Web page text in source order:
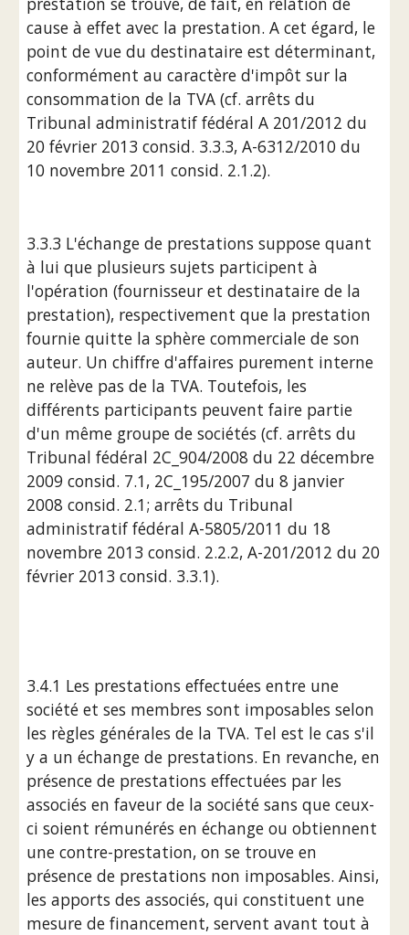
cause à effet avec la prestation. A cet égard, le
point de vue du destinataire est déterminant,
conformément au caractère d'impôt sur la
consommation de la TVA (cf. arrêts du
Tribunal administratif fédéral A 201/2012 du
20 février 2013 consid. 3.3.3, A-6312/2010 du
10 novembre 2011 consid. 2.1.2).
3.3.3 L'échange de prestations suppose quant
à lui que plusieurs sujets participent à
l'opération (fournisseur et destinataire de la
prestation), respectivement que la prestation
fournie quitte la sphère commerciale de son
auteur. Un chiffre d'affaires purement interne
ne relève pas de la TVA. Toutefois, les
différents participants peuvent faire partie
d'un même groupe de sociétés (cf. arrêts du
Tribunal fédéral 2C_904/2008 du 22 décembre
2009 consid. 7.1, 2C_195/2007 du 8 janvier
2008 consid. 2.1; arrêts du Tribunal
administratif fédéral A-5805/2011 du 18
novembre 2013 consid. 2.2.2, A-201/2012 du 20
février 2013 consid. 3.3.1).
3.4.1 Les prestations effectuées entre une
société et ses membres sont imposables selon
les règles générales de la TVA. Tel est le cas s'il
y a un échange de prestations. En revanche, en
présence de prestations effectuées par les
associés en faveur de la société sans que ceux-
ci soient rémunérés en échange ou obtiennent
une contre-prestation, on se trouve en
présence de prestations non imposables. Ainsi,
les apports des associés, qui constituent une
mesure de financement, servent avant tout à